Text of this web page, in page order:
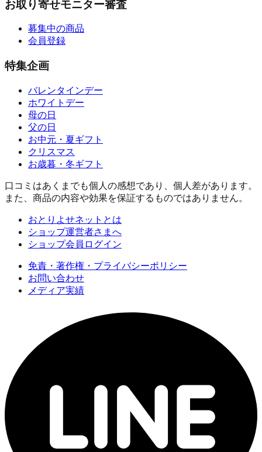
お取り寄せモニター審査
募集中の商品
会員登録
特集企画
バレンタインデー
ホワイトデー
母の日
父の日
お中元・夏ギフト
クリスマス
お歳暮・冬ギフト
口コミはあくまでも個人の感想であり、個人差があります。
また、商品の内容や効果を保証するものではありません。
おとりよせネットとは
ショップ運営者さまへ
ショップ会員ログイン
免責・著作権・プライバシーポリシー
お問い合わせ
メディア実績